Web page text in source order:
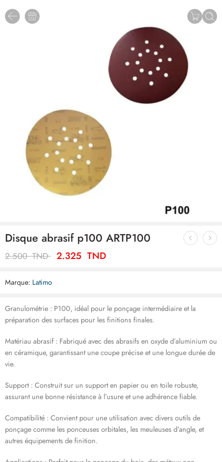
Disque abrasif p100 ARTP100
2.500TND 2.325 TND
Marque: Latimo
Granulométrie : P100, idéal pour le ponçage intermédiaire et la
préparation des surfaces pour les finitions finales.
Matériau abrasif : Fabriqué avec des abrasifs en oxyde d’aluminium ou
en céramique, garantissant une coupe précise et une longue durée de
vie.
Support : Construit sur un support en papier ou en toile robuste,
assurant une bonne résistance à l’usure et une adhérence fiable.
Compatibilité : Convient pour une utilisation avec divers outils de
ponçage comme les ponceuses orbitales, les meuleuses d’angle, et
autres équipements de finition.